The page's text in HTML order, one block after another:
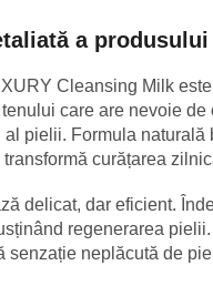
a produsului
Cleansing Milk
care are nevoie
pielii. Formula
curățarea
delicat, dar eficient.
regenerarea
senzație neplăcută de